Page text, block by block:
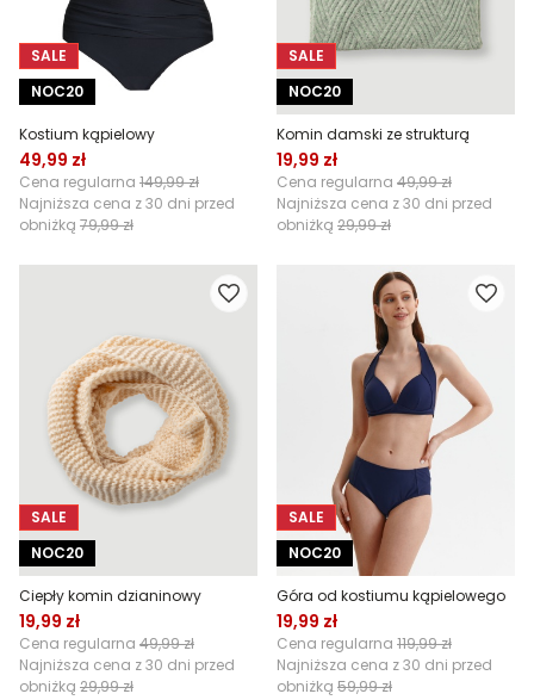
SALE
NOC20
Kostium kąpielowy
49,99 zł
Cena regularna 149,99 zł
Najniższa cena z 30 dni przed
obniżką 79,99 zł
SALE
NOC20
Komin damski ze strukturą
19,99 zł
Cena regularna 49,99 zł
Najniższa cena z 30 dni przed
obniżką 29,99 zł
SALE
NOC20
Ciepły komin dzianinowy
19,99 zł
Cena regularna 49,99 zł
Najniższa cena z 30 dni przed
obniżką 29,99 zł
SALE
NOC20
Góra od kostiumu kąpielowego
19,99 zł
Cena regularna 119,99 zł
Najniższa cena z 30 dni przed
obniżką 59,99 zł